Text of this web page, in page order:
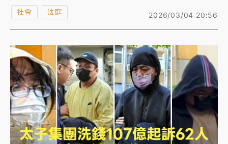
心幹部辜淑雯共62人，以及天旭等13家涉案公司，並
將案發後被羈押的辜淑雯等9名幹部移審法院，台北地
院下午3時30分召開移審接押庭，決定9人是否繼續羈
天旭實際負責人李添的指示行事，不知公司招聘工程師
是開發博弈軟體，財產有2000萬元，願繳付300萬元
保金、接受科技監控，請求交保。
離譜的是，設立「水房」幫太子集團洗錢的陳韋志也請
求交保，理由竟是「想回家照顧飼養的烏龜」，法官聞
言傻眼。不過，合議庭晚間8時許諭知9人全部交保，均
須接受科技監控，交保金額最高是王昱棠500萬元，其
2026/03/04 20:56
社會 法庭